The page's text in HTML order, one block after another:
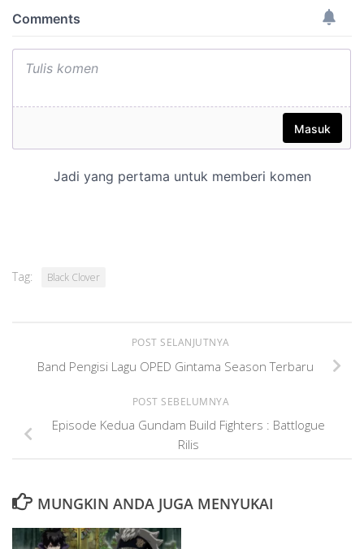
Tag: Black Clover
POST SELANJUTNYA
Band Pengisi Lagu OPED Gintama Season Terbaru
POST SEBELUMNYA
Episode Kedua Gundam Build Fighters : Battlogue
Rilis
MUNGKIN ANDA JUGA MENYUKAI